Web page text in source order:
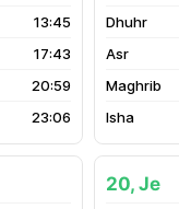
13:45
17:43
20:59
23:06
20, Je